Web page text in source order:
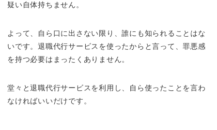
疑い自体持ちません。
よって、自ら口に出さない限り、誰にも知られることはな
いです。退職代行サービスを使ったからと言って、罪悪感
を持つ必要はまったくありません。
堂々と退職代行サービスを利用し、自ら使ったことを言わ
なければいいだけです。